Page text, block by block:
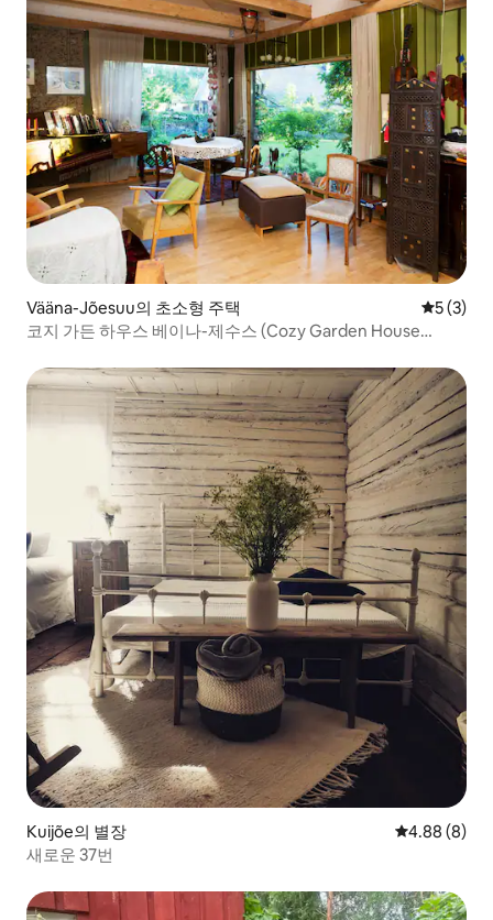
Vääna-Jõesuu의 초소형 주택 평점 5점
5 (3)
코지 가든 하우스 베이나-제수스 (Cozy Garden House
Kuijõe의 별장 평점 4.88점
4.88 (8)
새로운 37번